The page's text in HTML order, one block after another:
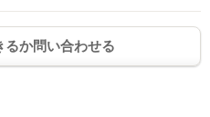
るか問い合わせる